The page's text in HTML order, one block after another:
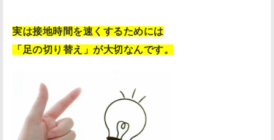
実は接地時間を速くするためには
「足の切り替え」が大切なんです。